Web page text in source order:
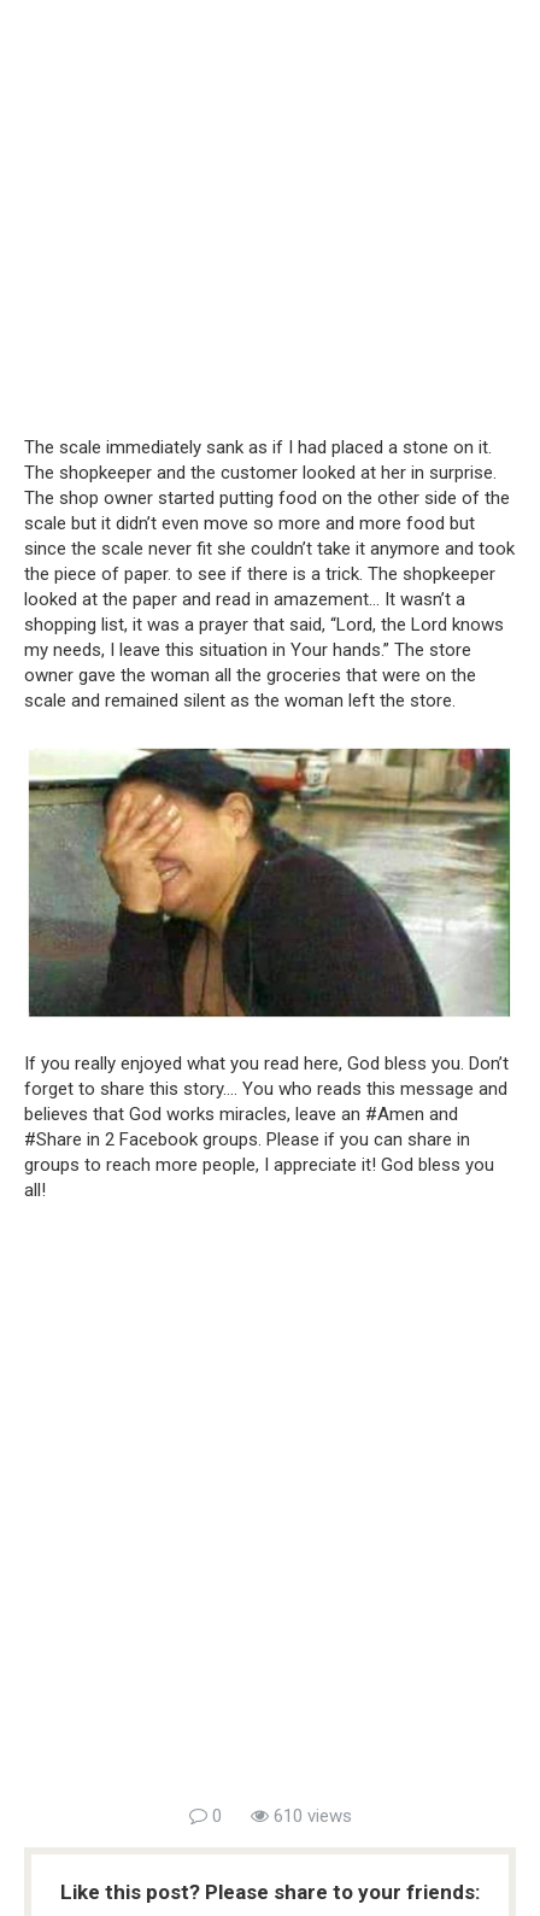
The scale immediately sank as if I had placed a stone on it.
The shopkeeper and the customer looked at her in surprise.
The shop owner started putting food on the other side of the
scale but it didn’t even move so more and more food but
since the scale never fit she couldn’t take it anymore and took
the piece of paper. to see if there is a trick. The shopkeeper
looked at the paper and read in amazement… It wasn’t a
shopping list, it was a prayer that said, “Lord, the Lord knows
my needs, I leave this situation in Your hands.” The store
owner gave the woman all the groceries that were on the
scale and remained silent as the woman left the store.
If you really enjoyed what you read here, God bless you. Don’t
forget to share this story…. You who reads this message and
believes that God works miracles, leave an #Amen and
#Share in 2 Facebook groups. Please if you can share in
groups to reach more people, I appreciate it! God bless you
all!
0 610 views
Like this post? Please share to your friends: